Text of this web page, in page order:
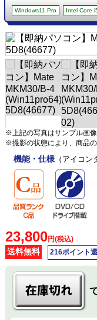
Windows11 Pro Intel Core
※上記の写真はサンプル画
※撮影の状態により、商品
機能・仕様（アイコン
23,800円(税込)
送料無料 216ポイント